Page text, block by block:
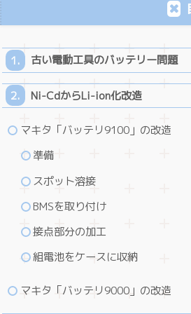
古い電動工具のバッテリー問題
Ni-CdからLi-ion化改造
マキタ「バッテリ9100」の改造
準備
スポット溶接
BMSを取り付け
接点部分の加工
組電池をケースに収納
マキタ「バッテリ9000」の改造